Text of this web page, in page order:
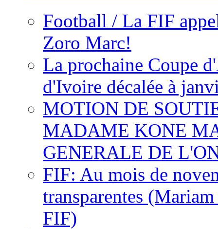
Football / La FIF
Zoro Marc!
La prochaine Coupe
d'Ivoire décalée à
MOTION DE
MADAME KONE
GENERALE DE
FIF: Au mois de
transparentes
FIF)